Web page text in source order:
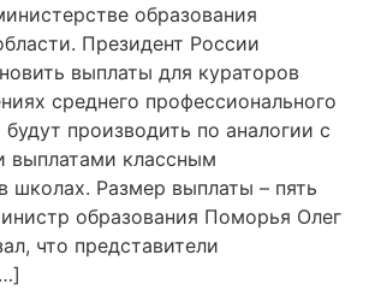
образования
Президент России
выплаты для кураторов
среднего профессионального
производить по аналогии с
классным
школах. Размер выплаты – пять
образования Поморья Олег
что представители